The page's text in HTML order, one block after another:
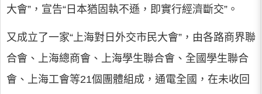
大會”，宣告“日本猶固執不遜，即實行經濟斷交”。
又成立了一家“上海對日外交市民大會”，由各路商界聯
合會、上海總商會、上海學生聯合會、全國學生聯合
會、上海工會等21個團體組成，通電全國，在未收回